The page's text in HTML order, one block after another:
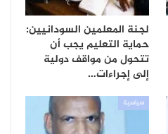
لجنة المعلمين السودانيين:
حماية التعليم يجب أن
تتحول من مواقف دولية
إلى إجراءات…
سياسية